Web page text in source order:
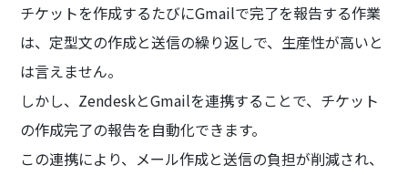
チケットを作成するたびにGmailで完了を報告する作業
は、定型文の作成と送信の繰り返しで、生産性が高いと
は言えません。
しかし、ZendeskとGmailを連携することで、チケット
の作成完了の報告を自動化できます。
この連携により、メール作成と送信の負担が削減され、